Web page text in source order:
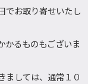
でお取り寄せいたし
かるものもございま
ましては、通常１０